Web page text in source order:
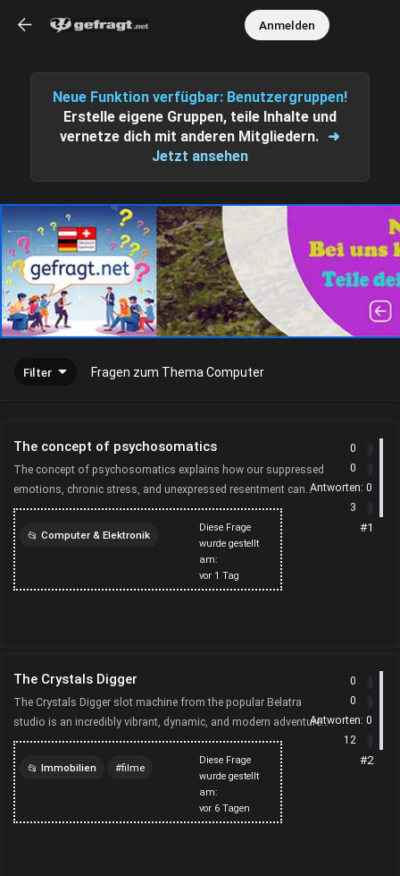
Neue Funktion verfügbar: Benutzergruppen!
Erstelle eigene Gruppen, teile Inhalte und
vernetze dich mit anderen Mitgliedern. ➜
Jetzt ansehen
Anmelden
Filter Fragen zum Thema Computer
The concept of psychosomatics
The concept of psychosomatics explains how our suppressed
emotions, chronic stress, and unexpressed resentment can
manifest as real physical symptoms and illnesses. The b...
Diese Frage
wurde gestellt
am:
vor 1 Tag
Computer & Elektronik
persönliches
0
0
Antworten: 0
3
#1
The Crystals Digger
The Crystals Digger slot machine from the popular Belatra
studio is an incredibly vibrant, dynamic, and modern adventure
that transports players into deep underground min...
Diese Frage
wurde gestellt
am:
vor 6 Tagen
Immobilien filme
computer forex
0
0
Antworten: 0
12
#2